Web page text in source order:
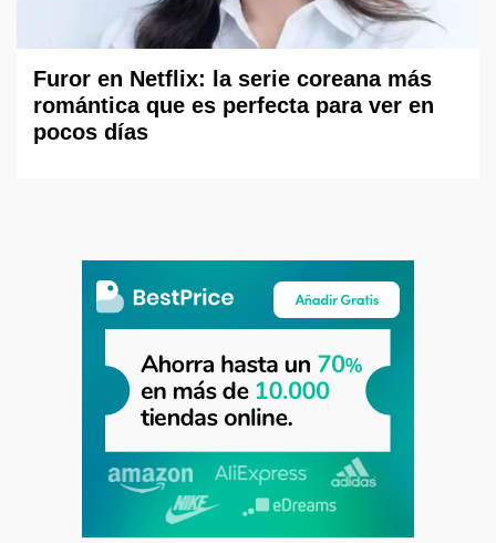
Furor en Netflix: la serie coreana más
romántica que es perfecta para ver en
pocos días